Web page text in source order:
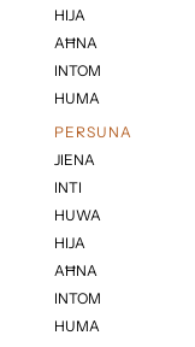
HIJA
AĦNA
INTOM
HUMA
PERSUNA
JIENA
INTI
HUWA
HIJA
AĦNA
INTOM
HUMA